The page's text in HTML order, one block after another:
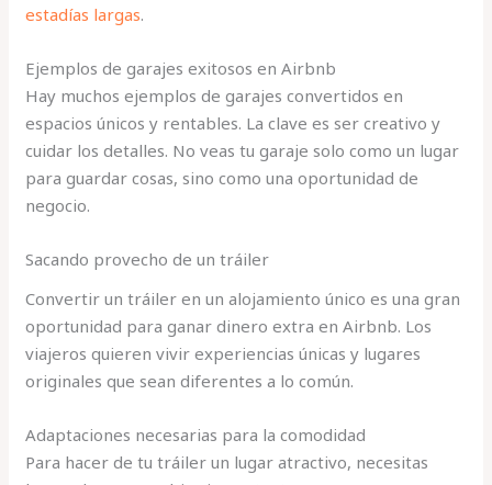
estadías largas.
Ejemplos de garajes exitosos en Airbnb
Hay muchos ejemplos de garajes convertidos en
espacios únicos y rentables. La clave es ser creativo y
cuidar los detalles. No veas tu garaje solo como un lugar
para guardar cosas, sino como una oportunidad de
negocio.
Sacando provecho de un tráiler
Convertir un tráiler en un alojamiento único es una gran
oportunidad para ganar dinero extra en Airbnb. Los
viajeros quieren vivir experiencias únicas y lugares
originales que sean diferentes a lo común.
Adaptaciones necesarias para la comodidad
Para hacer de tu tráiler un lugar atractivo, necesitas